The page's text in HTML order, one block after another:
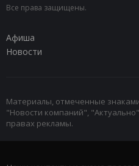
Все права защищены.
Афиша
Новости
Материалы, отмеченные
"Новости компаний",
правах рекламы.